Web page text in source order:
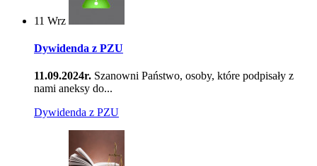
11 Wrz
Dywidenda z PZU
11.09.2024r. Szanowni Państwo, osoby, które podpisały z
nami aneksy do...
Dywidenda z PZU